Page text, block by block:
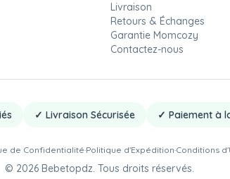
Livraison
Retours & Échanges
Garantie Momcozy
Contactez-nous
✓ Livraison Sécurisée ✓ Paiement à
de Confidentialité·Politique d'Expédition·Conditions
© 2026Bebetopdz. Tous droits réservés.